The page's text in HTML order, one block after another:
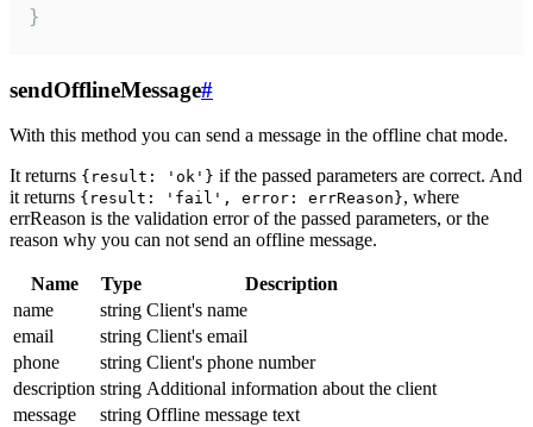
}
sendOfflineMessage#
With this method you can send a message in the offline chat mode.
It returns {result: 'ok'} if the passed parameters are correct. And
it returns {result: 'fail', error: errReason}, where
errReason is the validation error of the passed parameters, or the
reason why you can not send an offline message.
Name Type
Description
name
string Client's name
email
string Client's email
phone
string Client's phone number
description string Additional information about the client
message
string Offline message text